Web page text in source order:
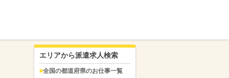
エリアから派遣求人検索
全国の都道府県のお仕事一覧